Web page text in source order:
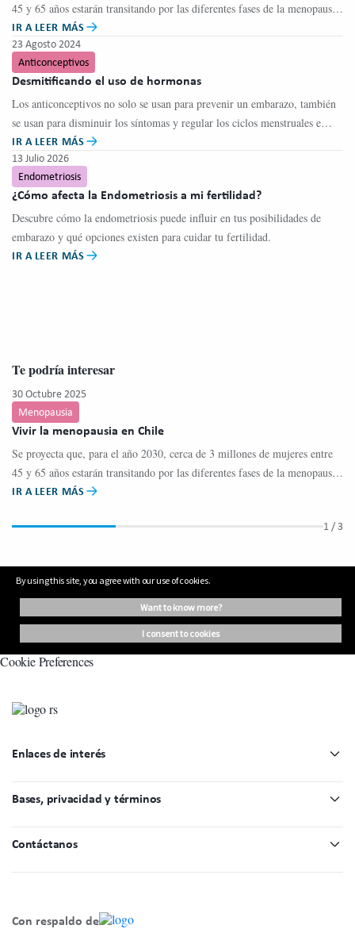
45 y 65 años estarán transitando por las diferentes fases de la menopausia
en Chile.
IR A LEER MÁS
23 Agosto 2024
Anticonceptivos
Desmitificando el uso de hormonas
Los anticonceptivos no solo se usan para prevenir un embarazo, también
se usan para disminuir los síntomas y regular los ciclos menstruales e
incluso como protección contra algunos tipos de cáncer.
IR A LEER MÁS
13 Julio 2026
Endometriosis
¿Cómo afecta la Endometriosis a mi fertilidad?
Descubre cómo la endometriosis puede influir en tus posibilidades de
embarazo y qué opciones existen para cuidar tu fertilidad.
IR A LEER MÁS
Te podría interesar
30 Octubre 2025
Menopausia
Vivir la menopausia en Chile
Se proyecta que, para el año 2030, cerca de 3 millones de mujeres entre
45 y 65 años estarán transitando por las diferentes fases de la menopausia
en Chile.
IR A LEER MÁS
1 / 3
By using this site, you agree with our use of cookies.
want to know more?
i consent to cookies
Cookie Preferences
Enlaces de interés
Bases, privacidad y términos
Contáctanos
Con respaldo de